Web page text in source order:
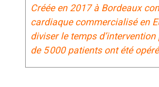
Créée en 2017 à Bordeaux
cardiaque commercialisé en
diviser le temps
de 5 000 patients ont été